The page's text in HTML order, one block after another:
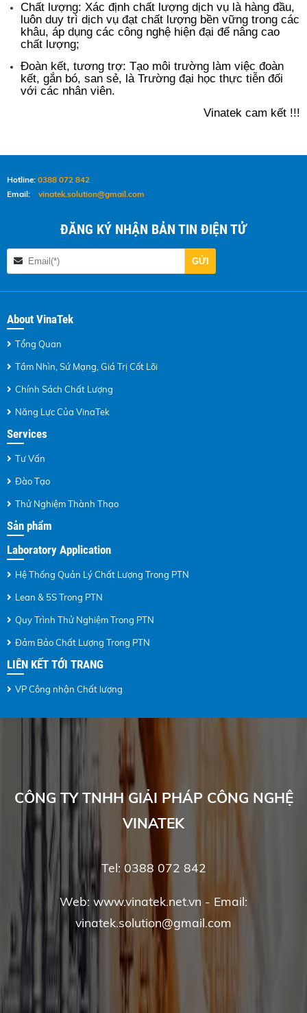
Chất lượng: Xác định chất lượng dịch vụ là hàng đầu,
luôn duy trì dịch vụ đạt chất lượng bền vững trong các
khâu, áp dụng các công nghệ hiện đại để nâng cao
chất lượng;
Đoàn kết, tương trợ: Tạo môi trường làm việc đoàn
kết, gắn bó, san sẻ, là Trường đại học thực tiễn đối
với các nhân viên.
Vinatek cam kết !!!
Hotline: 0388 072 842
Email: vinatek.solution@gmail.com
ĐĂNG KÝ NHẬN BẢN TIN ĐIỆN TỬ
About VinaTek
Tổng Quan
Tầm Nhìn, Sứ Mạng, Giá Trị Cốt Lõi
Chính Sách Chất Lượng
Năng Lực Của VinaTek
Services
Tư Vấn
Đào Tạo
Thử Nghiệm Thành Thạo
Sản phẩm
Laboratory Application
Hệ Thống Quản Lý Chất Lượng Trong PTN
Lean & 5S Trong PTN
Quy Trình Thử Nghiệm Trong PTN
Đảm Bảo Chất Lượng Trong PTN
LIÊN KẾT TỚI TRANG
VP Công nhận Chất lượng
CÔNG TY TNHH GIẢI PHÁP CÔNG NGHỆ
VINATEK
Tel: 0388 072 842
Web: www.vinatek.net.vn - Email:
vinatek.solution@gmail.com